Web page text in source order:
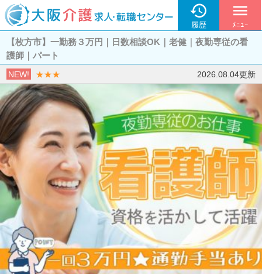

履歴
menu
ﾒﾆｭｰ
【枚方市】一勤務３万円｜日数相談OK｜老健｜夜勤専従の看
護師｜パート
NEW! ★★★ 2026.08.04更新